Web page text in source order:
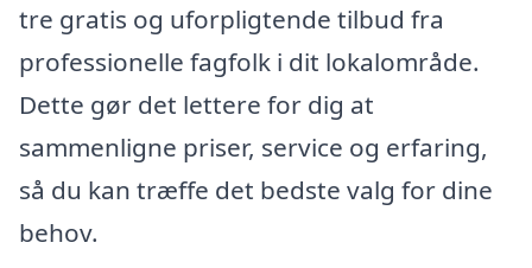
tre gratis og uforpligtende tilbud fra
professionelle fagfolk i dit lokalområde.
Dette gør det lettere for dig at
sammenligne priser, service og erfaring,
så du kan træffe det bedste valg for dine
behov.